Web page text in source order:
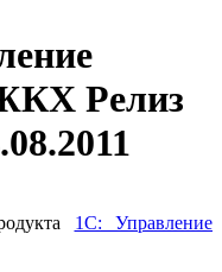
Релиз
1С: Управление